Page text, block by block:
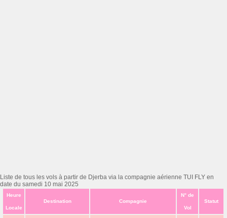
Liste de tous les vols à partir de Djerba via la compagnie aérienne TUI FLY en
date du samedi 10 mai 2025
Heure
Locale
Destination Compagnie
N° de
Vol
Statut